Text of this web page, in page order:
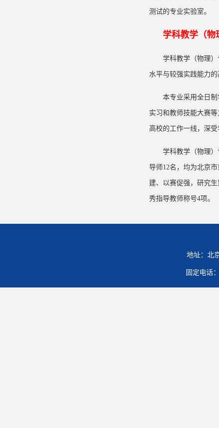
测试的专业实验室。
学科教学（物
学科教学（物理
水平与较强实践能力
本专业采用全日
实习和教师技能大赛
高校的工作一线，深
学科教学（物理
导师12名，均为北京
建、以赛促强，研究
秀指导教师称号4项。
地址：北
固定电话